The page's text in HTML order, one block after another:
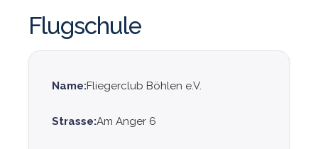
Flugschule
Name:Fliegerclub Böhlen e.V.
Strasse:Am Anger 6